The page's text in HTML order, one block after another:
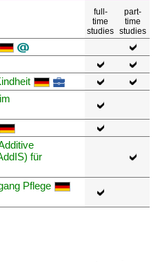
full-
time
studies
part-
time
studies
für
Pflege